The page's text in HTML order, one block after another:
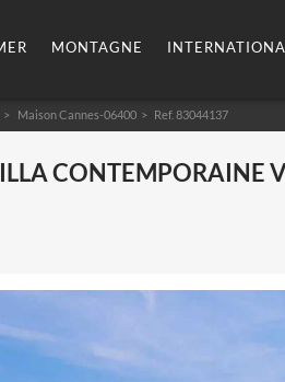
MONTAGNE
Maison Cannes-06400 > Ref. 83044137
CONTEMPORAINE